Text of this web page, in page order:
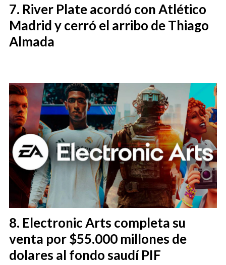
River Plate acordó con Atlético
Madrid y cerró el arribo de Thiago
Almada
Electronic Arts completa su
venta por $55.000 millones de
dolares al fondo saudí PIF